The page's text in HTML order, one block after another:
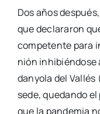
Dos años
que decla­ra­ron
com­pe­ten­te para
nión inhi­bién­do­se
dan­yo­la del
sede, que­dan­do
que la pan­de­mia